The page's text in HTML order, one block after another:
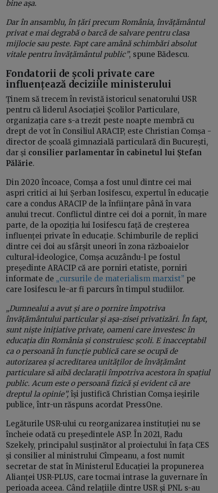
bine așa.
Dar în ansamblu, în țări precum România, învățământul
privat e mai degrabă o barcă de salvare pentru clasa
mijlocie sau peste. Fapt care amână schimbări absolut
vitale pentru învățământul public”, spune Bădescu.
Fondatorii de școli private care
influențează deciziile ministerului
Ținem să trecem în revistă istoricul senatorului USR
pentru că liderul Asociației Școlilor Particulare,
organizația care s-a trezit peste noapte membră cu
drept de vot în Consiliul ARACIP, este Christian Comșa -
director de școală gimnazială particulară din București,
dar și consilier parlamentar în cabinetul lui Ștefan
Pălărie.
Din 2020 încoace, Comșa a fost unul dintre cei mai
aspri critici ai lui Șerban Iosifescu, expertul în educație
care a condus ARACIP de la înființare până în vara
anului trecut. Conflictul dintre cei doi a pornit, în mare
parte, de la opoziția lui Iosifescu față de creșterea
influenței private în educație. Schimburile de replici
dintre cei doi au sfârșit uneori în zona războaielor
cultural-ideologice, Comșa acuzându-l pe fostul
președinte ARACIP că are porniri etatiste, porniri
informate de „cursurile de materialism marxist” pe
care Iosifescu le-ar fi parcurs în timpul studiilor.
„Dumnealui a avut și are o pornire împotriva
învățământului particular și așa-zisei privatizări. În fapt,
sunt niște inițiative private, oameni care investesc în
educația din România și construiesc școli. E inacceptabil
ca o persoană în funcție publică care se ocupă de
autorizarea și acreditarea unităților de învățământ
particulare să aibă declarații împotriva acestora în spațiul
public. Acum este o persoană fizică și evident că are
dreptul la opinie”, își justifică Christian Comșa ieșirile
publice, într-un răspuns acordat PressOne.
Legăturile USR-ului cu reorganizarea instituției nu se
încheie odată cu președintele ASP. În 2021, Radu
Szekely, principalul susținător al proiectului în fața CES
și consilier al ministrului Cîmpeanu, a fost numit
secretar de stat în Ministerul Educației la propunerea
Alianței USR-PLUS, care tocmai intrase la guvernare în
perioada aceea. Când relațiile dintre USR și PNL s-au